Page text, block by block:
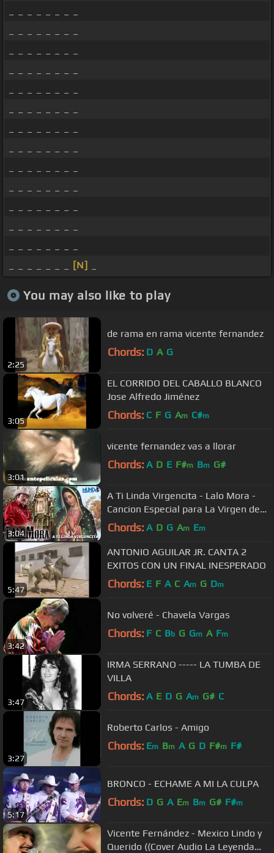
[N]
You may also like to play
2:25
de rama en rama vicente fernandez
Chords: D A G
3:05
EL CORRIDO DEL CABALLO BLANCO
Jose Alfredo Jiménez
Chords: C F G Am C#m
3:01
vicente fernandez vas a llorar
Chords: A D E F#m Bm G#
3:04
A Ti Linda Virgencita - Lalo Mora -
Cancion Especial para La Virgen de
Guadalupe
Chords: A D G Am Em
5:47
ANTONIO AGUILAR JR. CANTA 2
EXITOS CON UN FINAL INESPERADO
Chords: E F A C Am G Dm
3:42
No volveré - Chavela Vargas
Chords: F C Bb G Gm A Fm
3:47
IRMA SERRANO ----- LA TUMBA DE
VILLA
Chords: A E D G Am G# C
3:27
Roberto Carlos - Amigo
Chords: Em Bm A G D F#m F#
5:17
BRONCO - ECHAME A MI LA CULPA
Chords: D G A Em Bm G# F#m
Vicente Fernández - Mexico Lindo y
Querido ((Cover Audio La Leyenda